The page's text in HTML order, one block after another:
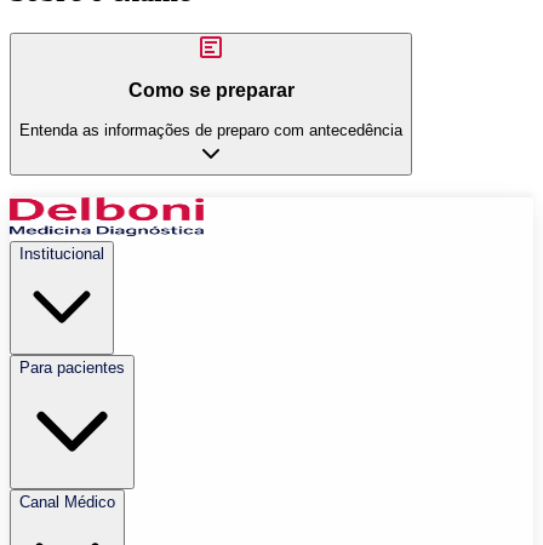
Como se preparar
Entenda as informações de preparo com antecedência
Institucional
Para pacientes
Canal Médico